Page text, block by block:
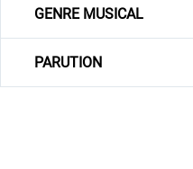
GENRE MUSICAL
PARUTION